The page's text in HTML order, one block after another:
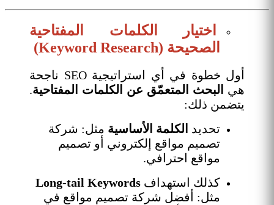
اختيار الكلمات المفتاحية
الصحيحة (Keyword Research)
أول خطوة في أي استراتيجية SEO ناجحة
هي
البحث المتعمّق عن الكلمات المفتاحية.
يتضمن ذلك:
تحديد الكلمة الأساسية مثل: شركة
تصميم مواقع إلكتروني أو تصميم
مواقع احترافي.
كذلك استهداف
مثل: أفضل شركة تصميم مواقع في